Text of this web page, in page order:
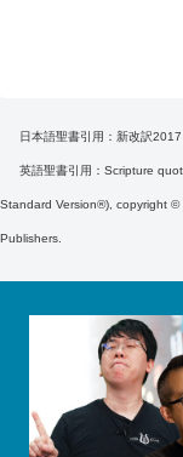
日本語聖書引用：新改訳
英語聖書引用：Scripture
Standard Version®), copyright
Publishers.